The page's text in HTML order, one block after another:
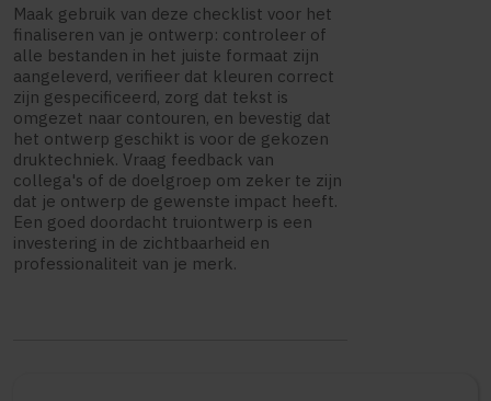
Maak gebruik van deze checklist voor het
finaliseren van je ontwerp: controleer of
alle bestanden in het juiste formaat zijn
aangeleverd, verifieer dat kleuren correct
zijn gespecificeerd, zorg dat tekst is
omgezet naar contouren, en bevestig dat
het ontwerp geschikt is voor de gekozen
druktechniek. Vraag feedback van
collega's of de doelgroep om zeker te zijn
dat je ontwerp de gewenste impact heeft.
Een goed doordacht truiontwerp is een
investering in de zichtbaarheid en
professionaliteit van je merk.